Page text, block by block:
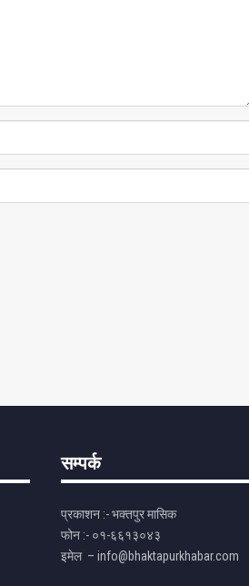
सम्पर्क
प्रकाशन :- भक्तपुर मासिक
फोन :- ०१-६६१३०४३
इमेल – info@bhaktapurkhabar.com